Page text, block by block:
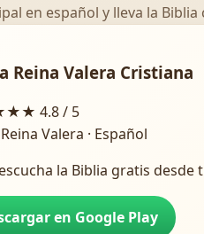
en español y lleva la
Reina Valera Cristiana
4.8 / 5
Valera · Español
la Biblia gratis desde
en Google Play